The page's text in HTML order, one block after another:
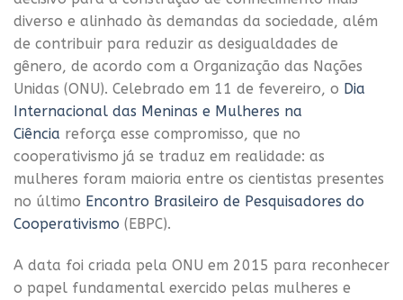
diverso e alinhado às demandas da sociedade, além
de contribuir para reduzir as desigualdades de
gênero, de acordo com a Organização das Nações
Unidas (ONU). Celebrado em 11 de fevereiro, o Dia
Internacional das Meninas e Mulheres na
Ciência reforça esse compromisso, que no
cooperativismo já se traduz em realidade: as
mulheres foram maioria entre os cientistas presentes
no último Encontro Brasileiro de Pesquisadores do
Cooperativismo (EBPC).
A data foi criada pela ONU em 2015 para reconhecer
o papel fundamental exercido pelas mulheres e